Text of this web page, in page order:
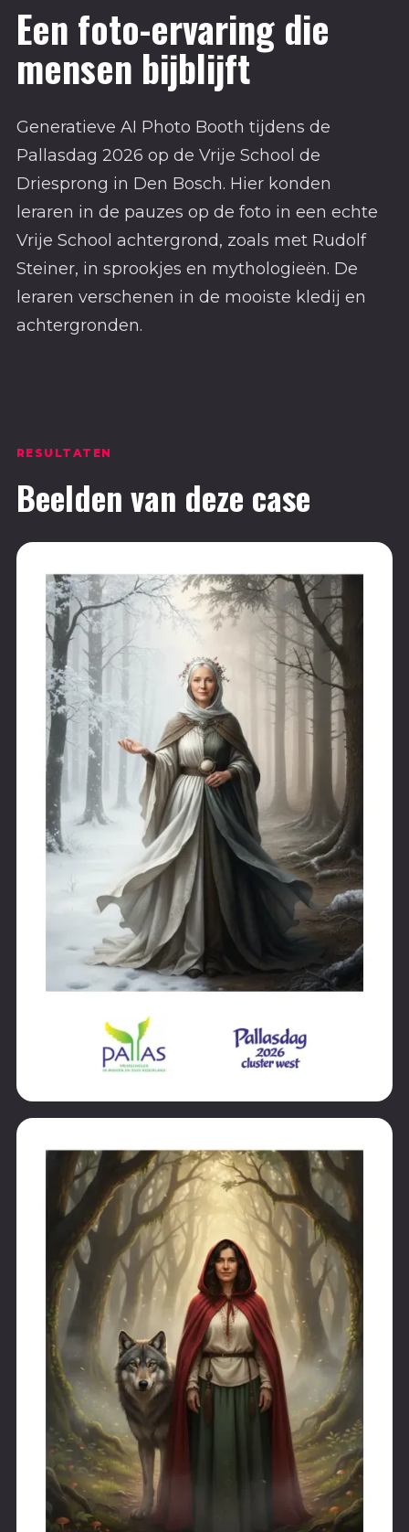
Een foto-ervaring die
mensen bijblijft
Generatieve AI Photo Booth tijdens de
Pallasdag 2026 op de Vrije School de
Driesprong in Den Bosch. Hier konden
leraren in de pauzes op de foto in een echte
Vrije School achtergrond, zoals met Rudolf
Steiner, in sprookjes en mythologieën. De
leraren verschenen in de mooiste kledij en
achtergronden.
RESULTATEN
Beelden van deze case